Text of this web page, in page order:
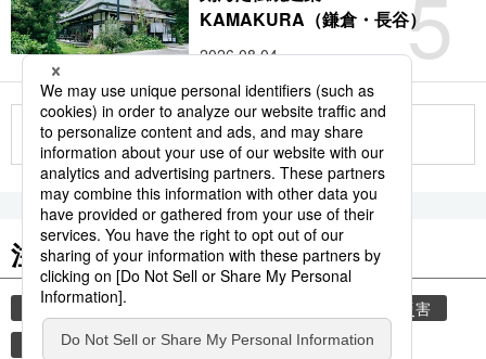
KAMAKURA（鎌倉・長谷）
2026.08.04
もっと見る
注目のキーワード
共同通信ニュース
災害
地震 熊本地震 熊本 観光